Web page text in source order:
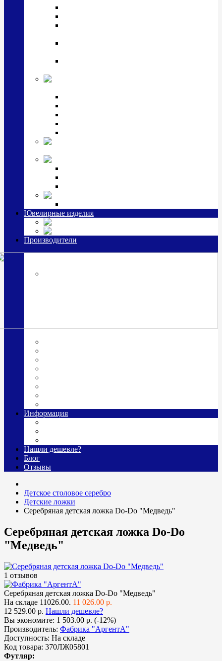
Ювелирные изделия
Производители
Информация
Нашли дешевле?
Блог
Отзывы
Детское столовое серебро
Детские ложки
Серебряная детская ложка Do-Do "Медведь"
Серебряная детская ложка Do-Do
"Медведь"
1 отзывов
Серебряная детская ложка Do-Do "Медведь"
На складе 11026.00. 11 026.00 р.
12 529.00 р. Нашли дешевле?
Вы экономите: 1 503.00 р. (-12%)
Производитель: Фабрика "АргентА"
Доступность: На складе
Код товара: 370ЛЖ05801
Футляр: